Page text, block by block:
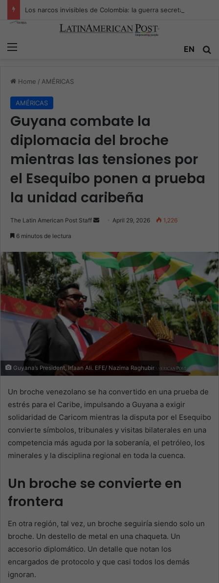
Menu EN
Home / AMÉRICAS
AMÉRICAS
Guyana combate la
diplomacia del broche
mientras las tensiones por
el Esequibo ponen a prueba
la unidad caribeña
The Latin American Post Staff
Send April 29, 2026 1,226
6 minutos de lectura
Guyana’s President, Irfaan Ali. EFE/ Nazima Raghubir
Un broche venezolano se ha convertido en una prueba de
estrés para el Caribe, impulsando a Guyana a exigir
solidaridad de Caricom mientras la disputa por el Esequibo
convierte símbolos, tribunales y visitas bilaterales en una
competencia más aguda por la soberanía, el petróleo, los
minerales y la disciplina regional en toda la cuenca.
Un broche se convierte en
frontera
En otra región, tal vez, un broche seguiría siendo solo un
broche. Un destello de metal en una chaqueta. Un
accesorio diplomático. Un detalle que notan los
encargados de protocolo y que casi todos los demás
ignoran.